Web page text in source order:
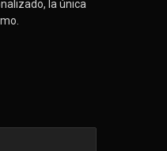
la única